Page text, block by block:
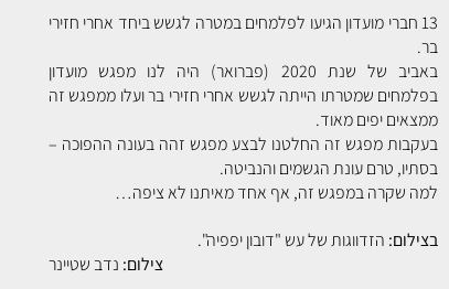
13 חברי מועדון הגיעו לפלמחים במטרה לגשש ביחד אחרי חזירי
בר.
באביב של שנת 2020 (פברואר) היה לנו מפגש מועדון
בפלמחים שמטרתו הייתה לגשש אחרי חזירי בר ועלו ממפגש זה
ממצאים יפים מאוד.
בעקבות מפגש זה החלטנו לבצע מפגש זהה בעונה ההפוכה –
בסתיו, טרם עונת הגשמים והנביטה.
למה שקרה במפגש זה, אף אחד מאיתנו לא ציפה…
בצילום: הזדווגות של עש "דובון יפפיה".
צילום: נדב שטיינר